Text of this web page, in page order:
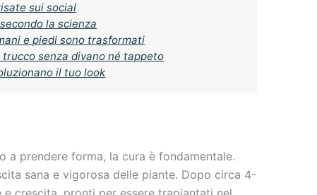
sui social
la scienza
e piedi sono trasformati
senza divano né tappeto
il tuo look
a prendere forma, la cura è fondamentale.
sana e vigorosa delle piante. Dopo circa 4-